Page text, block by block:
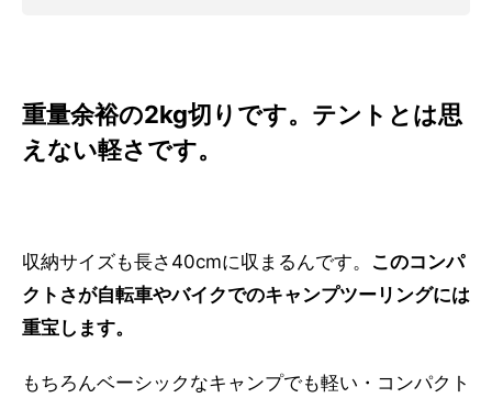
重量余裕の2kg切りです。テントとは思
えない軽さです。
収納サイズも長さ40cmに収まるんです。 このコンパ
クトさが自転車やバイクでのキャンプツーリングには
重宝します。
もちろんベーシックなキャンプでも軽い・コンパクト